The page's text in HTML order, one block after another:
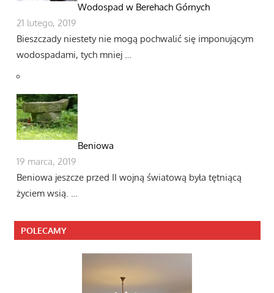
Wodospad w Berehach Górnych
21 lutego, 2019
Bieszczady niestety nie mogą pochwalić się imponującym
wodospadami, tych mniej …
Beniowa
19 marca, 2019
Beniowa jeszcze przed II wojną światową była tętniącą
życiem wsią. …
POLECAMY